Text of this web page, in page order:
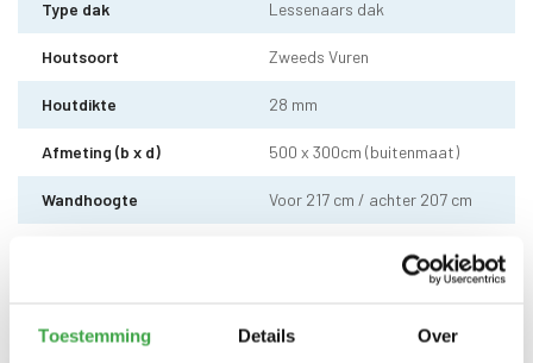
Toestemming Details Over
Type dak Lessenaars dak
Houtsoort Zweeds Vuren
Houtdikte 28 mm
Afmeting (b x d) 500 x 300cm (buitenmaat)
Wandhoogte Voor 217 cm / achter 207 cm
Dakbedekking
EPDM uit 1 stuk geleverd incl.